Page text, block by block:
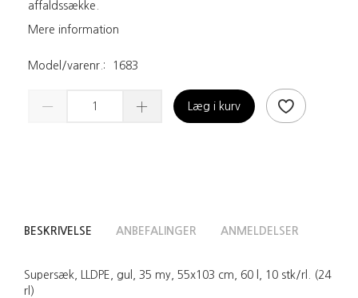
affaldssække.
Mere information
Model/varenr.: 1683
Læg i kurv
BESKRIVELSE ANBEFALINGER ANMELDELSER
Supersæk, LLDPE, gul, 35 my, 55x103 cm, 60 l, 10 stk/rl. (24
rl)